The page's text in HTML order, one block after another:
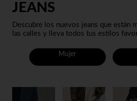
JEANS
Descubre los nuevos jeans que están
las calles y lleva todos tus estilos
Mujer